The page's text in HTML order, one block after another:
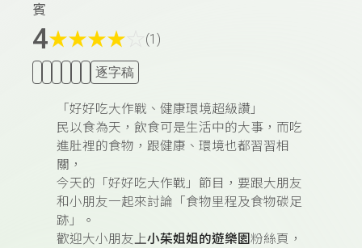
賓
4★★★★ (1)
逐字稿
「好好吃大作戰、健康環境超級讚」
民以食為天，飲食可是生活中的大事，而吃
進肚裡的食物，跟健康、環境也都習習相
關，
今天的「好好吃大作戰」節目，要跟大朋友
和小朋友一起來討論「食物里程及食物碳足
跡」。
歡迎大小朋友上小茱姐姐的遊樂園粉絲頁，